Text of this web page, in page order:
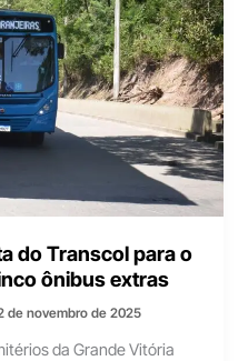
do Transcol para o
ônibus extras
de novembro de 2025
da Grande Vitória